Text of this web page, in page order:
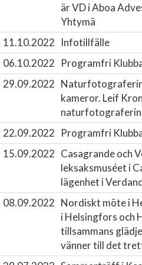
är VD i Aboa
Yhtymä
11.10.2022
Infotillfälle
06.10.2022
Programfri
29.09.2022
kameror. Leif
22.09.2022
Programfri
15.09.2022 Casagrande och
leksaksmuséet i
lägenhet i
08.09.2022 Nordiskt möte i
i Helsingfors och
tillsammans
vänner till det